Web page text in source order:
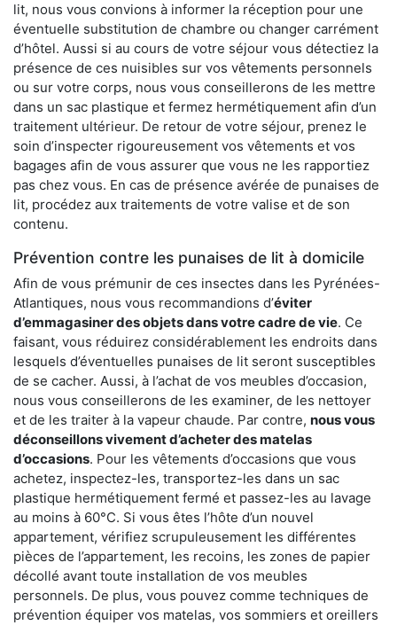
lit, nous vous convions à informer la réception pour une
éventuelle substitution de chambre ou changer carrément
d’hôtel. Aussi si au cours de votre séjour vous détectiez la
présence de ces nuisibles sur vos vêtements personnels
ou sur votre corps, nous vous conseillerons de les mettre
dans un sac plastique et fermez hermétiquement afin d’un
traitement ultérieur. De retour de votre séjour, prenez le
soin d’inspecter rigoureusement vos vêtements et vos
bagages afin de vous assurer que vous ne les rapportiez
pas chez vous. En cas de présence avérée de punaises de
lit, procédez aux traitements de votre valise et de son
contenu.
Prévention contre les punaises de lit à domicile
Afin de vous prémunir de ces insectes dans les Pyrénées-
Atlantiques, nous vous recommandions d’éviter
d’emmagasiner des objets dans votre cadre de vie. Ce
faisant, vous réduirez considérablement les endroits dans
lesquels d’éventuelles punaises de lit seront susceptibles
de se cacher. Aussi, à l’achat de vos meubles d’occasion,
nous vous conseillerons de les examiner, de les nettoyer
et de les traiter à la vapeur chaude. Par contre, nous vous
déconseillons vivement d’acheter des matelas
d’occasions. Pour les vêtements d’occasions que vous
achetez, inspectez-les, transportez-les dans un sac
plastique hermétiquement fermé et passez-les au lavage
au moins à 60°C. Si vous êtes l’hôte d’un nouvel
appartement, vérifiez scrupuleusement les différentes
pièces de l’appartement, les recoins, les zones de papier
décollé avant toute installation de vos meubles
personnels. De plus, vous pouvez comme techniques de
prévention équiper vos matelas, vos sommiers et oreillers